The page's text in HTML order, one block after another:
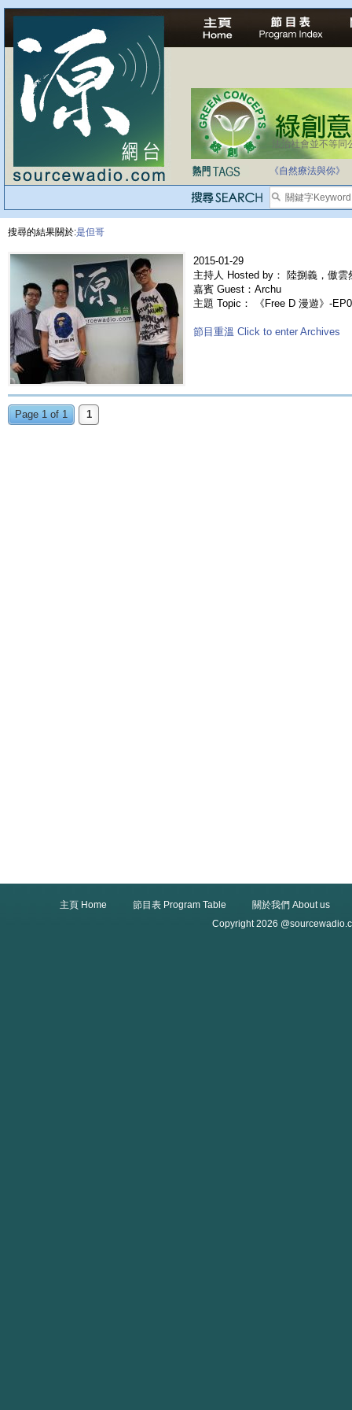
法治社會並不等同
自家教育合法化-
《自然療法與你》
搜尋的結果關於:是但哥
2015-01-29
主持人 Hosted by： 陸捌義，傲雲
嘉賓 Guest：Archu
主題 Topic： 《Free D 漫遊》-
節目重溫 Click to enter Archives
Page 1 of 1 1
主頁 Home 節目表 Program Table
關於我們 About us
Copyright 2026